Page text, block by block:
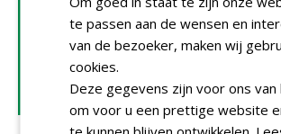
DOSSIER
te passen aan de wensen en
van de bezoeker, maken wij
cookies.
Deze gegevens zijn voor ons van
om voor u een prettige website
te kunnen blijven ontwikkelen.